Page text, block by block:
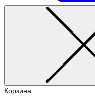
Корзина